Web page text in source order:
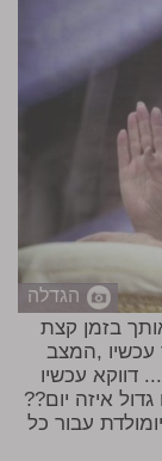
הגדלה
בזמן קצת
עכשיו ,המצב
דווקא עכשיו
איזה יום??
עבור כל